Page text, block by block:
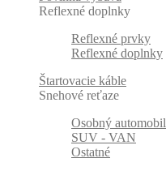
Reflexné doplnky
Reflexné prvky
Reflexné doplnky
Štartovacie káble
Snehové reťaze
Osobný automobil
SUV - VAN
Ostatné